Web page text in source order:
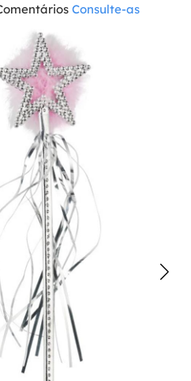
Consulte-as